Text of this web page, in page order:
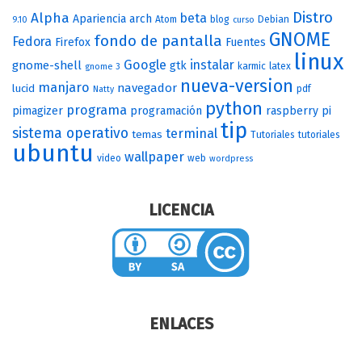
9.10 Alpha Apariencia arch Atom beta blog curso Debian Distro
Fedora Firefox fondo de pantalla Fuentes GNOME
gnome-shell gnome 3 Google gtk instalar karmic latex linux
lucid manjaro Natty navegador nueva-version pdf
pimagizer programa programación python raspberry pi
sistema operativo temas terminal tip Tutoriales tutoriales
ubuntu video wallpaper web wordpress
LICENCIA
ENLACES